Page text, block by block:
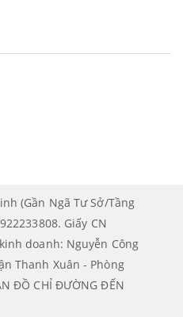
(Gần Ngã Tư Sở/Tầng
Giấy CN
doanh: Nguyễn Công
Thanh Xuân - Phòng
ĐỒ CHỈ ĐƯỜNG ĐẾN